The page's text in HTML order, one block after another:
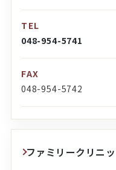
TEL
048-954-5741
FAX
048-954-5742
ファミリークリニ